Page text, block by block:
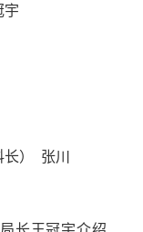
宇
） 张川